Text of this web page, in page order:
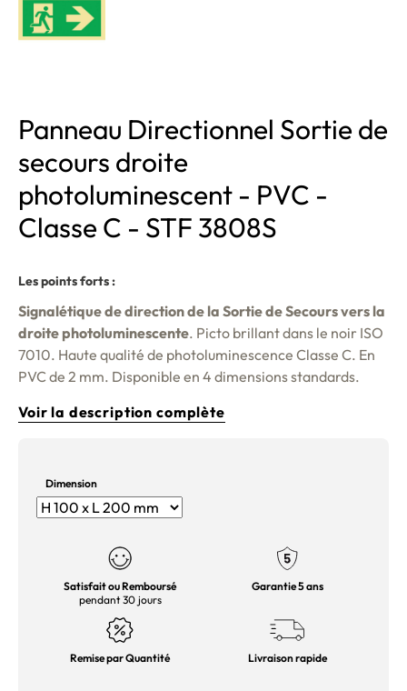
Panneau Directionnel Sortie de
secours droite
photoluminescent - PVC -
Classe C - STF 3808S
Les points forts :
Signalétique de direction de la Sortie de Secours vers la
droite photoluminescente. Picto brillant dans le noir ISO
7010. Haute qualité de photoluminescence Classe C. En
PVC de 2 mm. Disponible en 4 dimensions standards.
Voir la description complète
Dimension
Satisfait ou Remboursé
pendant 30 jours
Garantie 5 ans
Remise par Quantité Livraison rapide